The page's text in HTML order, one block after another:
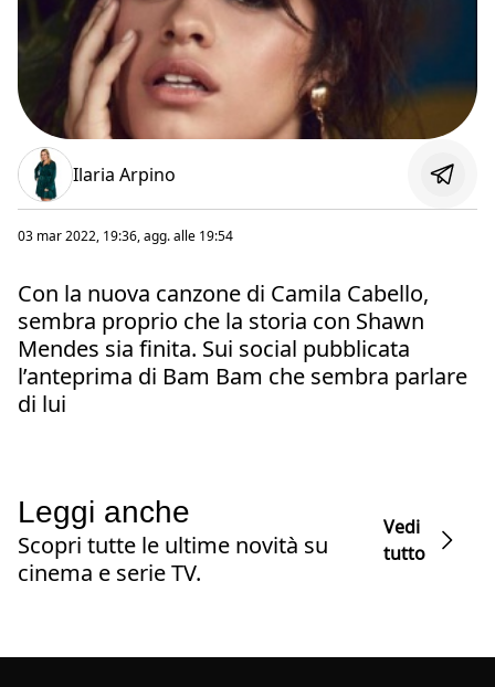
Ilaria Arpino
03 mar 2022, 19:36, agg. alle 19:54
Con la nuova canzone di Camila Cabello,
sembra proprio che la storia con Shawn
Mendes sia finita. Sui social pubblicata
l’anteprima di Bam Bam che sembra parlare
di lui
Leggi anche
Scopri tutte le ultime novità su
cinema e serie TV.
Vedi
tutto